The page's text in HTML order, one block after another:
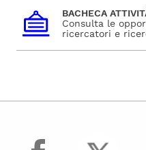
BACHECA
Consulta le
ricercatori e
facebook